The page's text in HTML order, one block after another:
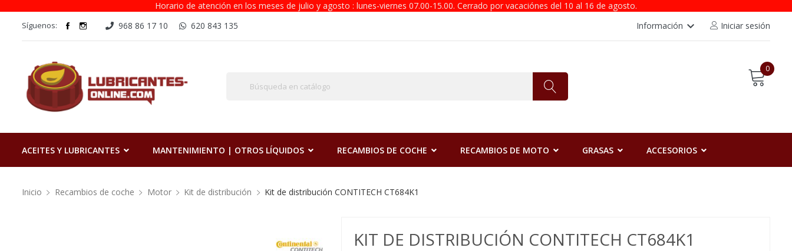
Horario de atención en los meses de julio y agosto : lunes-viernes 07.00-15.00. Cerrado por vacaciónes del 10 al 16 de agosto.
Síguenos: 968 86 17 10 620 843 135 Iniciar sesión
Información keyboard_arrow_down
0
ACEITES Y LUBRICANTES MANTENIMIENTO | OTROS LÍQUIDOS RECAMBIOS DE COCHE RECAMBIOS DE MOTO GRASAS ACCESORIOS
Inicio Recambios de coche Motor Kit de distribución Kit de distribución CONTITECH CT684K1
KIT DE DISTRIBUCIÓN CONTITECH CT684K1